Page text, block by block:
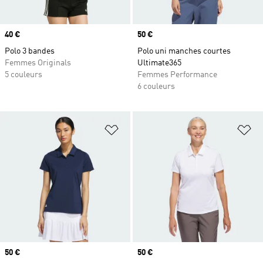
Prix
40 €
Polo 3 bandes
Femmes Originals
5 couleurs
Prix
50 €
Polo uni manches courtes
Ultimate365
Femmes Performance
6 couleurs
Ajouter à la Liste de produits
Prix
50 €
Prix
50 €